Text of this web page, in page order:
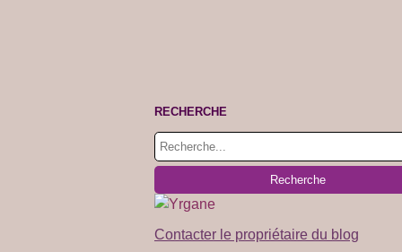
RECHERCHE
Contacter le propriétaire du blog